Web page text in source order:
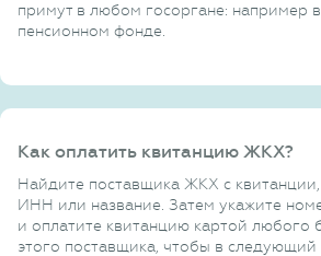
примут в любом госоргане: например
пенсионном фонде.
Как оплатить квитанцию ЖКХ?
Найдите поставщика ЖКХ с квитанции,
ИНН или название. Затем укажите
и оплатите квитанцию картой любого
этого поставщика, чтобы в следующий